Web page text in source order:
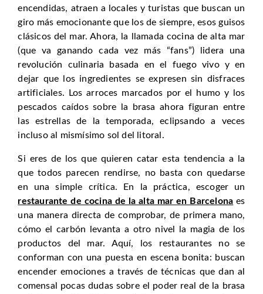
encendidas, atraen a locales y turistas que buscan un
giro más emocionante que los de siempre, esos guisos
clásicos del mar. Ahora, la llamada cocina de alta mar
(que va ganando cada vez más “fans”) lidera una
revolución culinaria basada en el fuego vivo y en
dejar que los ingredientes se expresen sin disfraces
artificiales. Los arroces marcados por el humo y los
pescados caídos sobre la brasa ahora figuran entre
las estrellas de la temporada, eclipsando a veces
incluso al mismísimo sol del litoral.
Si eres de los que quieren catar esta tendencia a la
que todos parecen rendirse, no basta con quedarse
en una simple crítica. En la práctica, escoger un
restaurante de cocina de la alta mar en Barcelona es
una manera directa de comprobar, de primera mano,
cómo el carbón levanta a otro nivel la magia de los
productos del mar. Aquí, los restaurantes no se
conforman con una puesta en escena bonita: buscan
encender emociones a través de técnicas que dan al
comensal pocas dudas sobre el poder real de la brasa